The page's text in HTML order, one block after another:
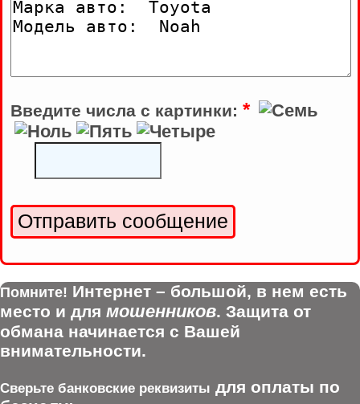
Введите числа с картинки: *
Помните! Интернет – большой, в нем есть
место и для мошенников. Защита от
обмана начинается с Вашей
внимательности.
Сверьте банковские реквизиты для оплаты по